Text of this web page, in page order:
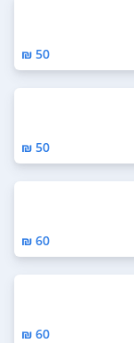
50 ₪
50 ₪
60 ₪
60 ₪